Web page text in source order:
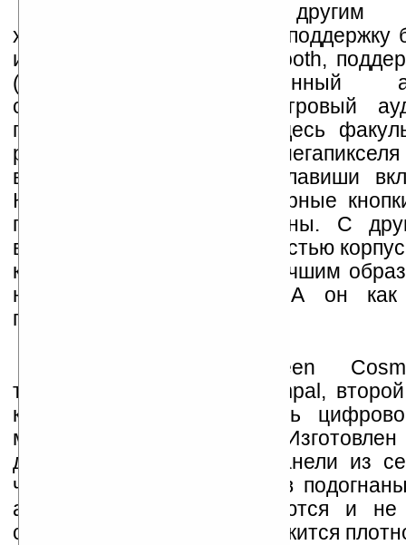
Возвращаясь к другим
характеристикам, отметим поддержку
интерфейсов Wi-Fi и Bluetooth,
(UMTS/HSDPA), встроенный
стандартный 3,5-миллиметровый
порт microUSB. Камера здесь
разрешение составляет3
вспышки и выделенной клавиши
Кстати, о клавишах: сенсорные
панели не слишком удобны. С
выступающие над поверхностью
кнопки наверняка бы не лучшим
на дизайне устройства. А он
привлекательный.
За сборку Highscreen
тайваньская компания Compal,
контрактный производитель
мире после Foxconn.
действительно недурно: панели из
черного матовых пластиков
аккуратно, они не болтаются и не
сжатии. Задняя крышка держится